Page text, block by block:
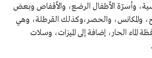
وأسرّة الأطفال الرضع، والأقفاص وبعض
والمكانس، والحصر،وكذلك القرطلة، وهي
الماء الحار، إضافة إلى الميزات، وسلات